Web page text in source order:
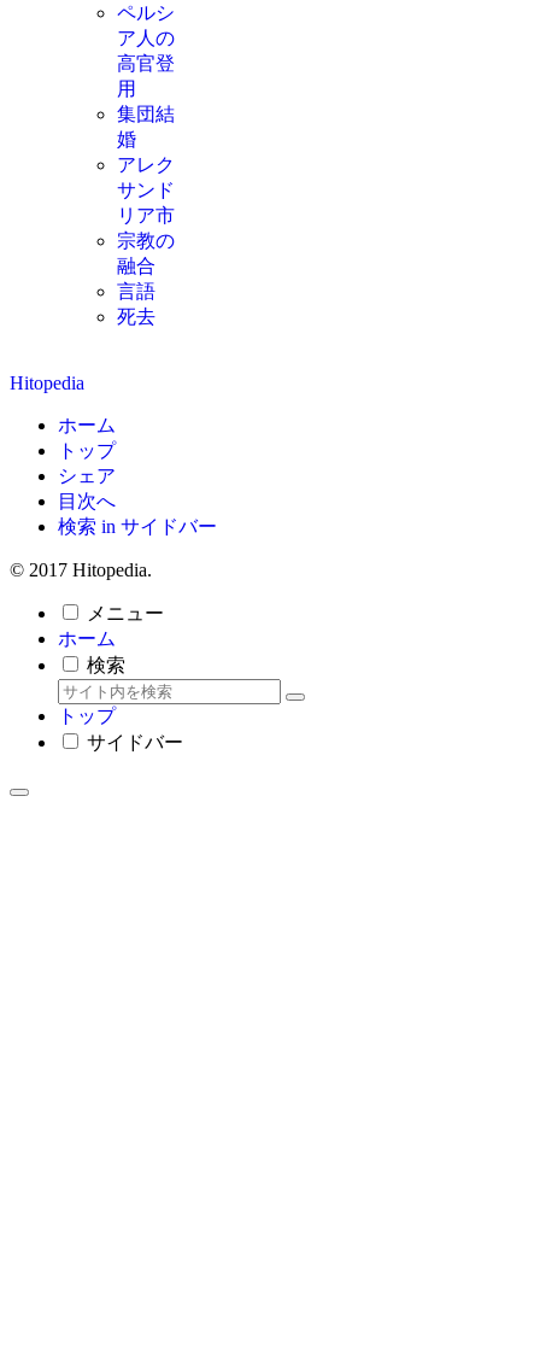
ペルシ
ア人の
高官登
用
集団結
婚
アレク
サンド
リア市
宗教の
融合
言語
死去
Hitopedia
ホーム
トップ
シェア
目次へ
検索 in サイドバー
© 2017 Hitopedia.
メニュー
ホーム
検索
トップ
サイドバー